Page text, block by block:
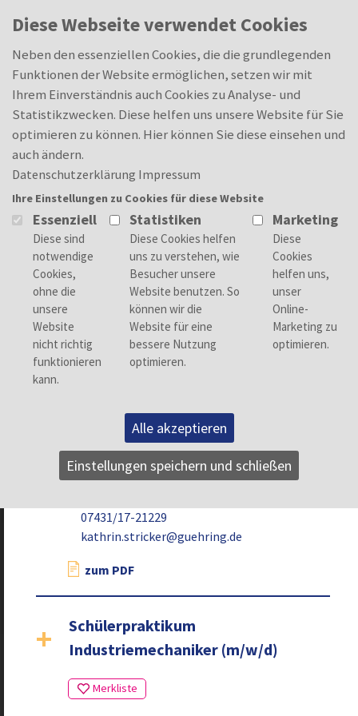
Merkliste
Merkliste
0
Zurück
Schülerpraktikum
Industriekaufmann (m/w/d)
Deine Aufgaben
Als Industriekaufmann/-frau beschäftigst du
Abläufen, welche in einem Unternehmen
anfallen. Hierbei kannst du bspw. im Vertrieb,
Controlling oder Personal- und Sozialwesen
eingesetzt werden.
Du interessierst dich für
betriebswirtschaftliche Prozesse
Planen und steuern macht dir Spaß
anpassungsfähig
Dein Ansprechpartner
Kathrin Stricker | Herderstraße 50-54 | 72458
07431/17-21229
kathrin.stricker@guehring.de
zum PDF
Schülerpraktikum
Industriemechaniker (m/w/d)
Diese Webseite verwendet Cookies
Neben den essenziellen Cookies, die die grundlegenden
Funktionen der Website ermöglichen, setzen wir mit
Ihrem Einverständnis auch Cookies zu Analyse- und
Statistikzwecken. Diese helfen uns unsere Website für Sie
optimieren zu können. Hier können Sie diese einsehen und
auch ändern.
Datenschutzerklärung Impressum
Ihre Einstellungen zu Cookies für diese Website
Essenziell Statistiken Marketing
Alle akzeptieren
Einstellungen speichern und schließen